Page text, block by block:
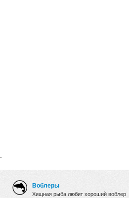
.
Воблеры
Хищная рыба любит хороший воблер